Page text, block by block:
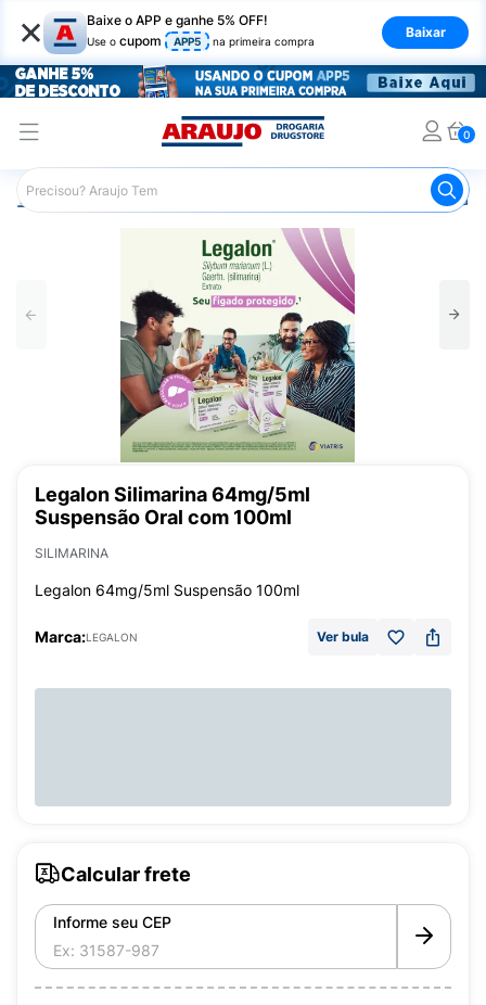
× Baixe o APP e ganhe 5% OFF!
Use o cupom APP5 na primeira compra
Baixar
0
Araujo Medicamentos Remédio para o Estômago e
Legalon Silimarina 64mg/5ml
Suspensão Oral com 100ml
SILIMARINA
Legalon 64mg/5ml Suspensão 100ml
Marca:LEGALON Ver bula
Calcular frete
Informe seu CEP